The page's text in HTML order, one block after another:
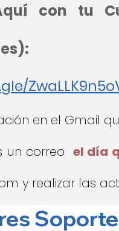
con tu
en el Gmail
un correoel día
y realizar las